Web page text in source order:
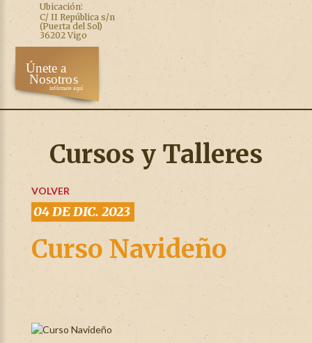
Ubicación:
C/ II República s/n
(Puerta del Sol)
36202 Vigo
Cursos y Talleres
VOLVER
04 DE DIC. 2023
Curso Navideño